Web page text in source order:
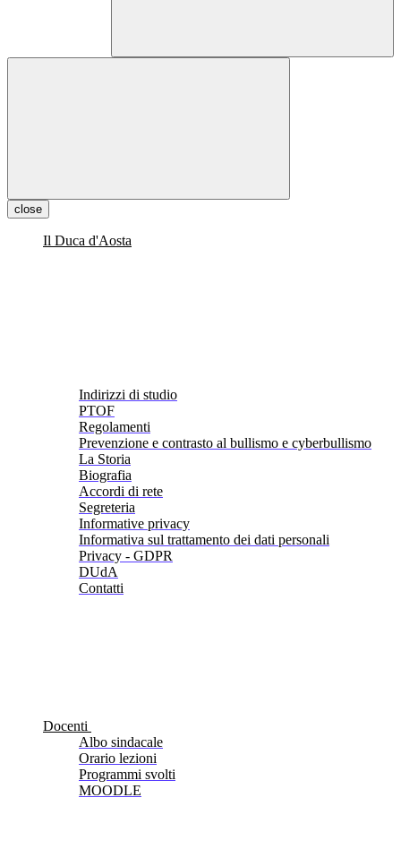
close
Il Duca d'Aosta
Indirizzi di studio
PTOF
Regolamenti
Prevenzione e contrasto al bullismo e cyberbullismo
La Storia
Biografia
Accordi di rete
Segreteria
Informative privacy
Informativa sul trattamento dei dati personali
Privacy - GDPR
DUdA
Contatti
Docenti
Albo sindacale
Orario lezioni
Programmi svolti
MOODLE